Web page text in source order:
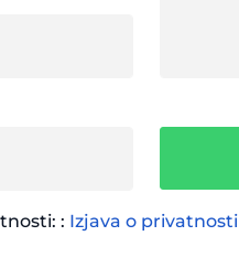
: Izjava o privatnosti